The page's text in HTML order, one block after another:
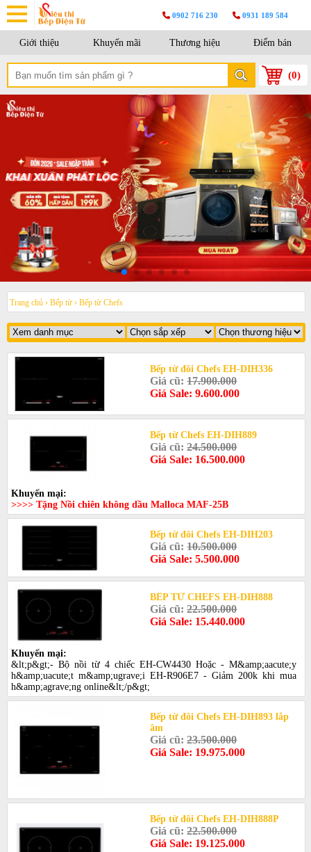
0902 716 230 0931 189 584
Giới thiệu Khuyến mãi Thương hiệu Điểm bán
(0)
Trang chủ › Bếp từ › Bếp từ Chefs
Bếp từ đôi Chefs EH-DIH336
Giá cũ:17.900.000
Giá Sale: 9.600.000
Bếp từ Chefs EH-DIH889
Giá cũ:24.500.000
Giá Sale: 16.500.000
Khuyến mại:
>>>> Tặng Nồi chiên không dầu Malloca MAF-25B
Bếp từ đôi Chefs EH-DIH203
Giá cũ:10.500.000
Giá Sale: 5.500.000
BẾP TỪ CHEFS EH-DIH888
Giá cũ:22.500.000
Giá Sale: 15.440.000
Khuyến mại:
&lt;p&gt;- Bộ nồi từ 4 chiếc EH-CW4430 Hoặc - M&amp;aacute;y
h&amp;uacute;t m&amp;ugrave;i EH-R906E7 - Giảm 200k khi mua
h&amp;agrave;ng online&lt;/p&gt;
Bếp từ đôi Chefs EH-DIH893 lắp
âm
Giá cũ:23.500.000
Giá Sale: 19.975.000
Bếp từ đôi Chefs EH-DIH888P
Giá cũ:22.500.000
Giá Sale: 19.125.000